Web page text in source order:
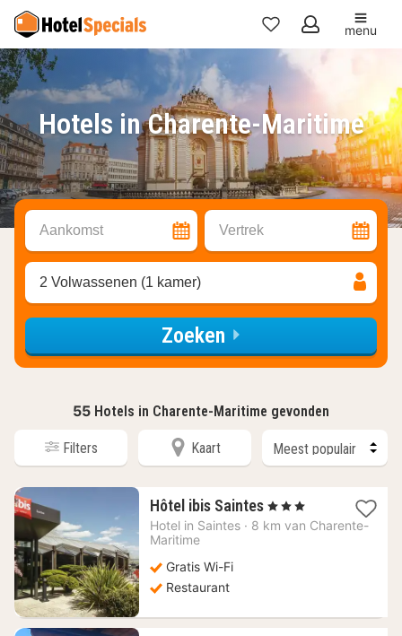
Mijn
favorieten
menu
Hotels in Charente-Maritime
Aankomst Vertrek
2 Volwassenen (1 kamer)
Zoeken
55 Hotels in Charente-Maritime gevonden
Filters Kaart
Hôtel ibis Saintes 1
nacht
, 3 Sterren
Hotel in Saintes · 8 km van Charente-
Maritime
Gratis Wi-Fi
Restaurant